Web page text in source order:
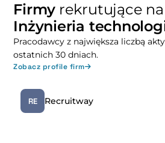
Firmy rekrutujące
Inżynieria
Pracodawcy z największa liczbą
ostatnich 30 dniach.
Zobacz profile firm
RE Recruitway